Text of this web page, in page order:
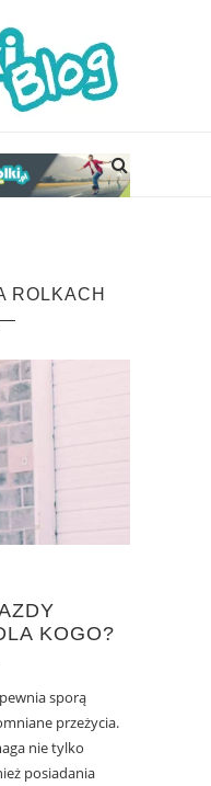
ROLKACH
KOGO?
sporą
przeżycia.
nie tylko
posiadania